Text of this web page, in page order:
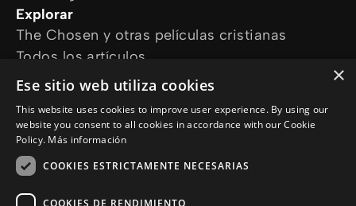
Explorar
The Chosen y otras películas cristianas
Todos los artículos
Cursos online
¿Cómo podemos ayudarte?
Devocional diario
Necesito oración
×
Ese sitio web utiliza cookies
This website uses cookies to improve user experience. By using our
website you consent to all cookies in accordance with our Cookie
Policy. Más información
COOKIES ESTRICTAMENTE NECESARIAS
COOKIES DE RENDIMIENTO